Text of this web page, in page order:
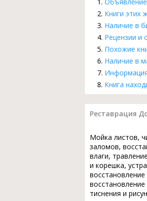
Книги этих
Наличие в
Рецензии и
Похожие
Наличие в
Книга
Реставрация
Мойка листов,
заломов,
влаги,
и корешка,
тиснения и